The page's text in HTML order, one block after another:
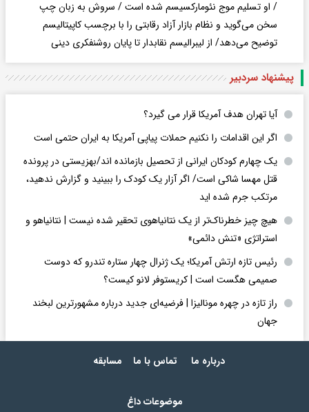
/ او تسلیم موج نئومارکسیسم شده است / سروش به زبان چپ
سخن می‌گوید و نظام بازار آزاد رقابتی را با برچسب کاپیتالیسم
توضیح می‌دهد/ از لیبرالیسم نقابدار تا پایان روشنفکری دینی
پیشنهاد سردبیر
آیا تهران هدف آمریکا قرار می گیرد؟
اگر این اقدامات را نکنیم حملات پیاپی آمریکا به ایران حتمی است
یک چهارم کودکان ایرانی از تحصیل بازمانده اند/بهزیستی در پرونده
قتل مهسا شاکی است/ اگر آزار یک کودک را ببینید و گزارش ندهید،
مرتکب جرم شده اید
هیچ چیز خطرناک‌تر از یک نتانیاهوی تحقیر شده نیست | نتانیاهو و
استراتژی «تنش دائمی»
رئیس تازه ارتش آمریکا؛ یک ژنرال چهار ستاره تندرو که دوست
صمیمی هگست است | کریستوفر لانو کیست؟
راز تازه در چهره مونالیزا | فرضیه‌ای جدید درباره مشهورترین لبخند
جهان
درباره ما تماس با ما مسابقه
موضوعات داغ